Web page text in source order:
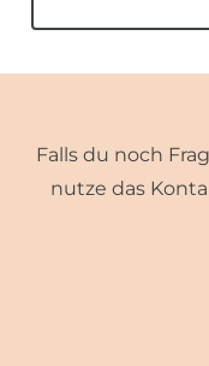
Falls du noch
nutze das